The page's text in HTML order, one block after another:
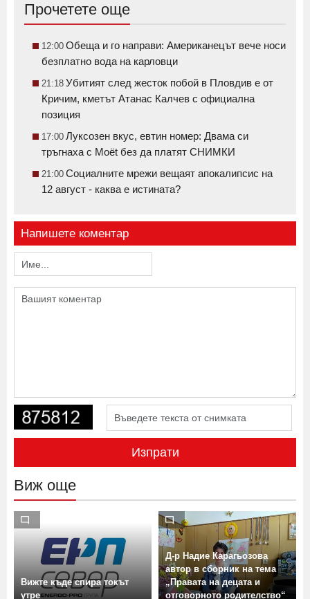
Прочетете още
12:00 Обеща и го направи: Американецът вече носи
безплатно вода на карловци
21:18 Убитият след жесток побой в Пловдив е от
Кричим, кметът Атанас Калчев с официална
позиция
17:00 Луксозен вкус, евтин номер: Двама си
тръгнаха с Moët без да платят СНИМКИ
21:00 Социалните мрежи вещаят апокалипсис на
12 август - каква е истината?
Напишете коментар
Виж още
Д-р Надие Карагьозова